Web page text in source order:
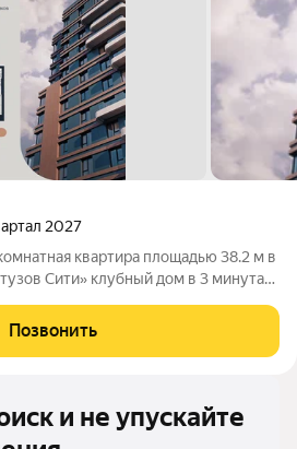
2027
квартира площадью 38.2 м в
дом в 3 минутах
и размеренный ритм жизни в
Позвонить
и не упускайте